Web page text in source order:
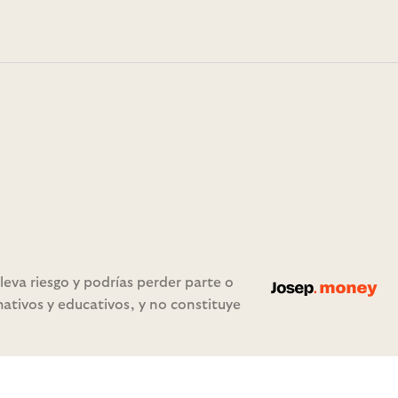
riesgo y podrías perder parte o
y educativos, y no constituye